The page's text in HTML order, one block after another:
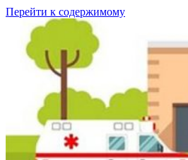
Перейти к содержимому